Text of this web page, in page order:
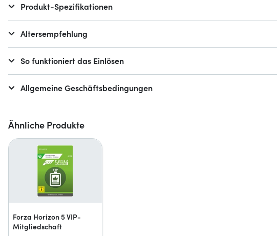
Ähnliche Produkte
Forza Horizon 5 VIP-
Mitgliedschaft
Produkt-Spezifikationen
Altersempfehlung
So funktioniert das Einlösen
Allgemeine Geschäftsbedingungen